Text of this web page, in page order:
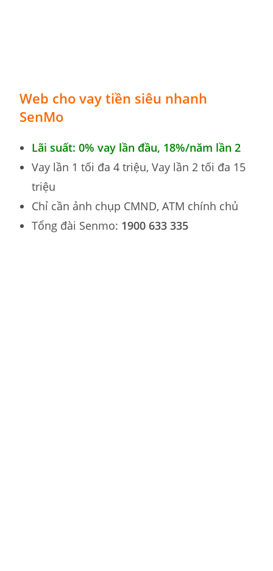
Web cho vay tiền siêu nhanh
SenMo
Lãi suất: 0% vay lần đầu, 18%/năm lần 2
Vay lần 1 tối đa 4 triệu, Vay lần 2 tối đa 15
triệu
Chỉ cần ảnh chụp CMND, ATM chính chủ
Tổng đài Senmo: 1900 633 335